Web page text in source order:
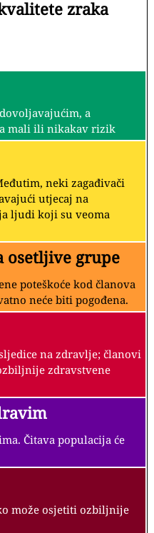
zraka
a
mali ili nikakav rizik
neki zagađivači
utjecaj na
ljudi koji su veoma
osetljive grupe
poteškoće kod članova
neće biti pogođena.
na zdravlje; članovi
zdravstvene
Čitava populacija će
može osjetiti ozbiljnije